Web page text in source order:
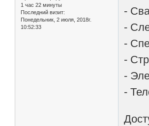
1 час 22 минуты
Последний визит:
Понедельник, 2 июля, 2018г.
10:52:33
-
-
-
-
-
-